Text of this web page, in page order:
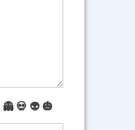
👻 💀 👽 🎃